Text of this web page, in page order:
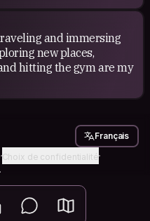
and immersing
new places,
hitting the gym are my
Choix de confidentialité
Français